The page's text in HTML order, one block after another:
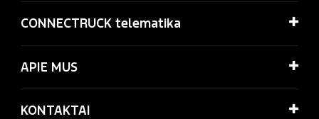
CONNECTRUCK telematika
APIE MUS
KONTAKTAI